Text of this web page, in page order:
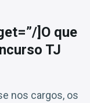
]O que
TJ
nos cargos, os